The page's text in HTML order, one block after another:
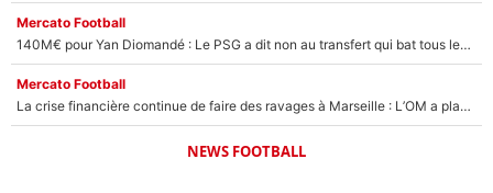
Mercato Football
140M€ pour Yan Diomandé : Le PSG a dit non au transfert qui bat tous les records sur le mercato
Mercato Football
La crise financière continue de faire des ravages à Marseille : L’OM a placé 12 joueurs sur le marché des transferts… et ça pourrait lui rapporter près de 100M€ !
NEWS FOOTBALL